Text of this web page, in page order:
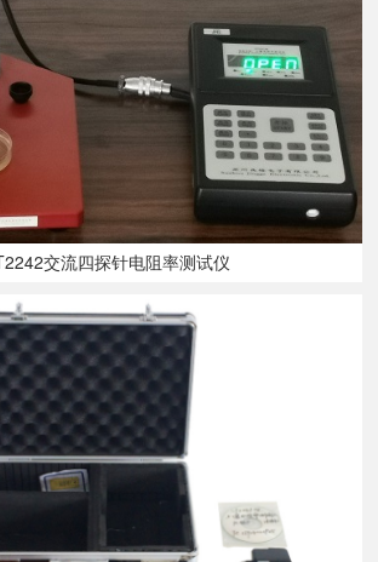
交流四探针电阻率测试仪